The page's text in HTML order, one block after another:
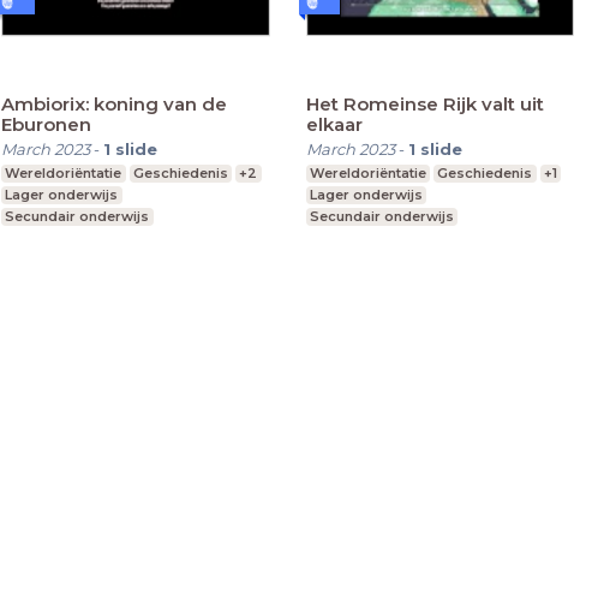
Ambiorix: koning van de
Eburonen
March 2023- 1 slide
Wereldoriëntatie Geschiedenis
+2
Lager onderwijs
Secundair onderwijs
Het Romeinse Rijk valt uit
elkaar
March 2023- 1 slide
Wereldoriëntatie Geschiedenis
+1
Lager onderwijs
Secundair onderwijs